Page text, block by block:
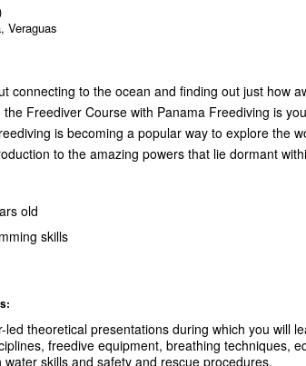
Veraguas
connecting to the ocean and finding out just how
the Freediver Course with Panama Freediving is
is becoming a popular way to explore the
to the amazing powers that lie dormant
old
skills
led theoretical presentations during which you will
freedive equipment, breathing techniques,
water skills and safety and rescue procedures.